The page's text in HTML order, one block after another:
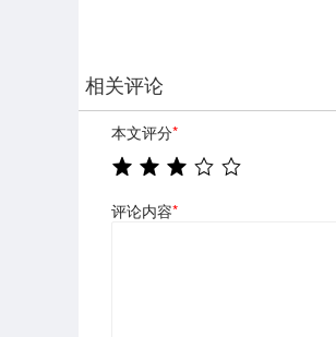
相关评论
本文评分*
评论内容*